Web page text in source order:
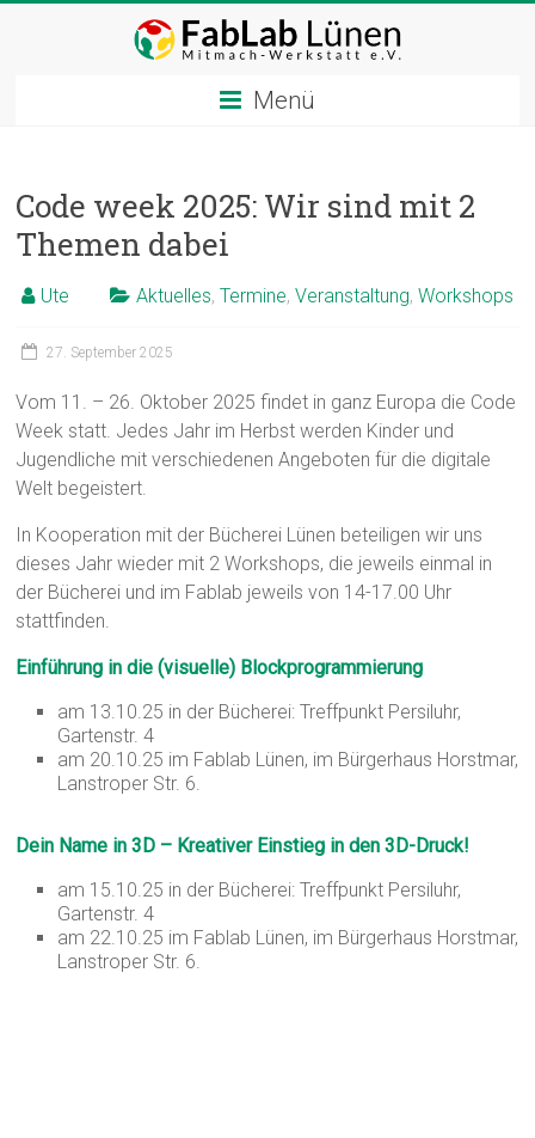
Menü
Code week 2025: Wir sind mit 2
Themen dabei
Ute Aktuelles,Termine,Veranstaltung,Workshops
27. September 2025
Vom 11. – 26. Oktober 2025 findet in ganz Europa die Code
Week statt. Jedes Jahr im Herbst werden Kinder und
Jugendliche mit verschiedenen Angeboten für die digitale
Welt begeistert.
In Kooperation mit der Bücherei Lünen beteiligen wir uns
dieses Jahr wieder mit 2 Workshops, die jeweils einmal in
der Bücherei und im Fablab jeweils von 14-17.00 Uhr
stattfinden.
Einführung in die (visuelle) Blockprogrammierung
am 13.10.25 in der Bücherei: Treffpunkt Persiluhr,
Gartenstr. 4
am 20.10.25 im Fablab Lünen, im Bürgerhaus Horstmar,
Lanstroper Str. 6.
Dein Name in 3D – Kreativer Einstieg in den 3D-Druck!
am 15.10.25 in der Bücherei: Treffpunkt Persiluhr,
Gartenstr. 4
am 22.10.25 im Fablab Lünen, im Bürgerhaus Horstmar,
Lanstroper Str. 6.